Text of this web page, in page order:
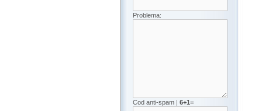
Problema:
Cod anti-spam | 6+1=